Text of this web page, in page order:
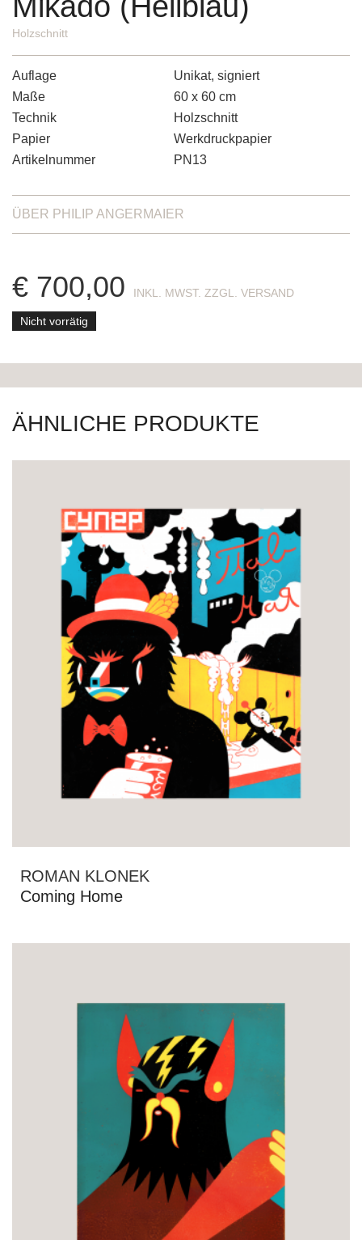
Holzschnitt
Auflage
Unikat, signiert
Maße
60 x 60 cm
Technik
Holzschnitt
Papier
Werkdruckpapier
Artikelnummer
PN13
ÜBER PHILIP ANGERMAIER
€ 700,00
Nicht vorrätig
ÄHNLICHE PRODUKTE
ROMAN KLONEK
Coming Home